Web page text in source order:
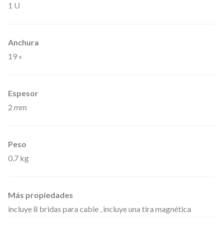
,
P
n
e
e
1 U
Anchura
19 «
Espesor
2 mm
Peso
0,7 kg
Más propiedades
incluye 8 bridas para cable , incluye una tira magnética